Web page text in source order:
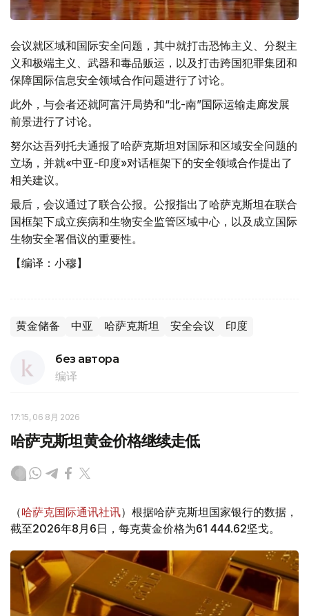
会议就区域和国际安全问题，其中就打击恐怖主义、分裂主
义和极端主义、武器和毒品贩运，以及打击跨国犯罪集团和
保障国际信息安全领域合作问题进行了讨论。
此外，与会者还就阿富汗局势和“北-南”国际运输走廊发展
前景进行了讨论。
努尔达吾列托夫通报了哈萨克斯坦对国际和区域安全问题的
立场，并就«中亚-印度»对话框架下的安全领域合作提出了
相关建议。
最后，会议通过了联合公报。公报指出了哈萨克斯坦在联合
国框架下成立疾病和生物安全监管区域中心，以及成立国际
生物安全署倡议的重要性。
【编译：小穆】
黄金储备 中亚 哈萨克斯坦 安全会议 印度
без автора
编译
17:15, 06 8月 2026
哈萨克斯坦黄金价格继续走低
（哈萨克国际通讯社讯）根据哈萨克斯坦国家银行的数据，
截至2026年8月6日，每克黄金价格为61 444.62坚戈。